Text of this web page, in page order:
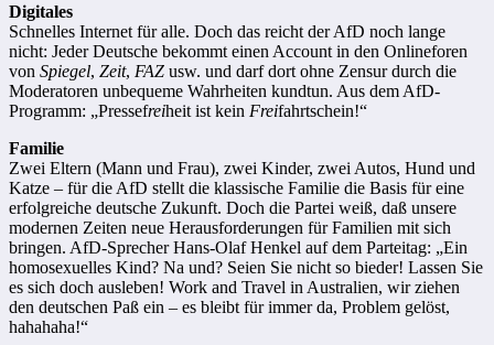
Digitales
Schnelles Internet für alle. Doch das reicht der AfD noch lange
nicht: Jeder Deutsche bekommt einen Account in den Onlineforen
von Spiegel, Zeit, FAZ usw. und darf dort ohne Zensur durch die
Moderatoren unbequeme Wahrheiten kundtun. Aus dem AfD-
Programm: „Pressefreiheit ist kein Freifahrtschein!“
Familie
Zwei Eltern (Mann und Frau), zwei Kinder, zwei Autos, Hund und
Katze – für die AfD stellt die klassische Familie die Basis für eine
erfolgreiche deutsche Zukunft. Doch die Partei weiß, daß unsere
modernen Zeiten neue Herausforderungen für Familien mit sich
bringen. AfD-Sprecher Hans-Olaf Henkel auf dem Parteitag: „Ein
homosexuelles Kind? Na und? Seien Sie nicht so bieder! Lassen Sie
es sich doch ausleben! Work and Travel in Australien, wir ziehen
den deutschen Paß ein – es bleibt für immer da, Problem gelöst,
hahahaha!“